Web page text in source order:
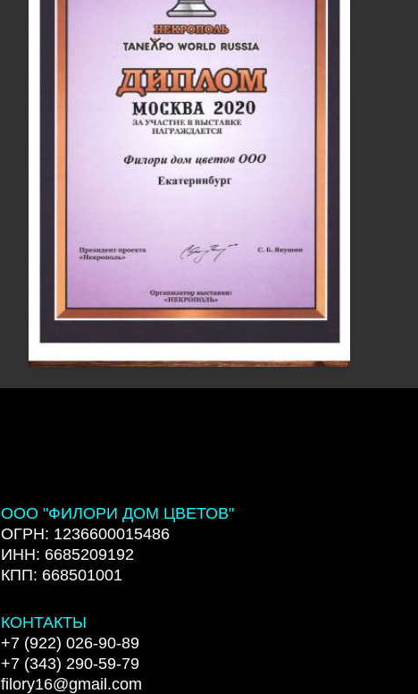
ООО "ФИЛОРИ ДОМ ЦВЕТОВ"
ОГРН: 1236600015486
ИНН: 6685209192
КПП: 668501001
КОНТАКТЫ
+7 (922) 026-90-89
+7 (343) 290-59-79
filory16@gmail.com